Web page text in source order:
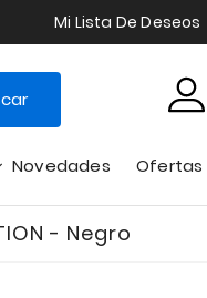
Mi Lista De Deseos
Novedades Ofertas
- Negro